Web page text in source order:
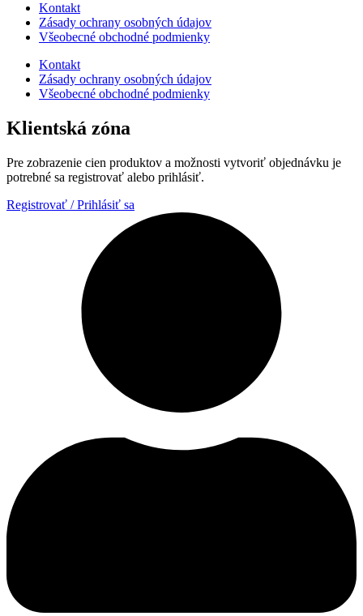
Kontakt
Zásady ochrany osobných údajov
Všeobecné obchodné podmienky
Kontakt
Zásady ochrany osobných údajov
Všeobecné obchodné podmienky
Klientská zóna
Pre zobrazenie cien produktov a možnosti vytvoriť objednávku je
potrebné sa registrovať alebo prihlásiť.
Registrovať / Prihlásiť sa